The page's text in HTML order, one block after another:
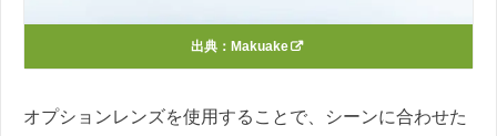
出典： Makuake
オプションレンズを使用することで、シーンに合わせた